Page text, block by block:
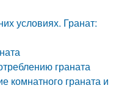
условиях. Гранат:
граната
комнатного граната и